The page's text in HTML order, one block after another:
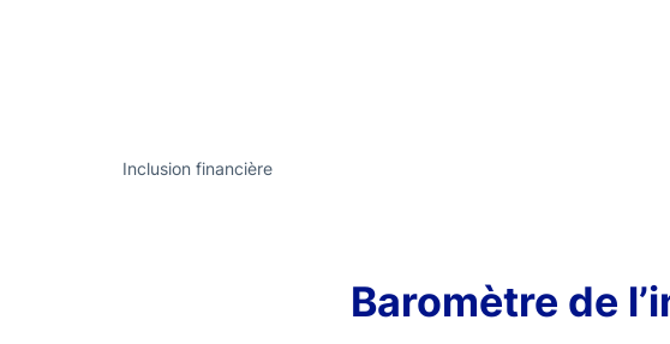
Inclusion financière
Baromètre de